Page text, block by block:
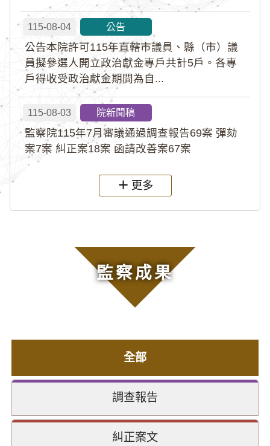
115-08-04 公告
公告本院許可115年直轄市議員、縣（市）議
員擬參選人開立政治獻金專戶共計5戶。各專
戶得收受政治獻金期間為自...
115-08-03 院新聞稿
監察院115年7月審議通過調查報告69案 彈劾
案7案 糾正案18案 函請改善案67案
更多
監察成果
全部
調查報告
糾正案文